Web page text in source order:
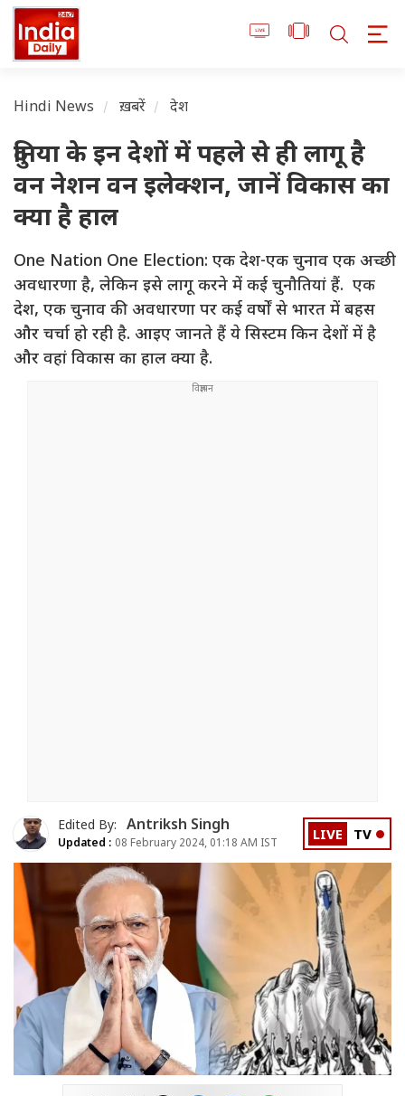
Hindi News ख़बरें देश
दुनिया के इन देशों में पहले से ही लागू है
वन नेशन वन इलेक्शन, जानें विकास का
क्या है हाल
One Nation One Election: एक देश-एक चुनाव एक अच्छी
अवधारणा है, लेकिन इसे लागू करने में कई चुनौतियां हैं. एक
देश, एक चुनाव की अवधारणा पर कई वर्षों से भारत में बहस
और चर्चा हो रही है. आइए जानते हैं ये सिस्टम किन देशों में है
और वहां विकास का हाल क्या है.
Edited By: Antriksh Singh
Updated : 08 February 2024, 01:18 AM IST LIVE TV